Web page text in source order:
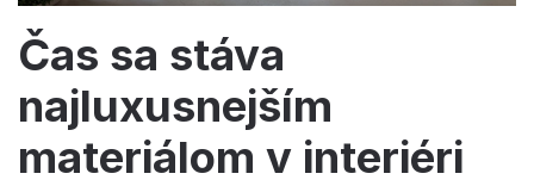
Čas sa stáva
najluxusnejším
materiálom v interiéri